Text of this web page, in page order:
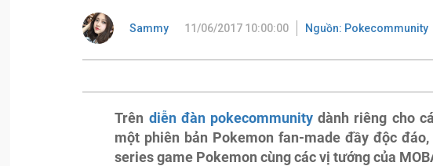
Sammy 11/06/2017 10:00:00 Nguồn: Pokecommunity
Trên diễn đàn pokecommunitydành riêng cho
một phiên bản Pokemon fan-made đầy độc
series game Pokemon cùng các vị tướng của